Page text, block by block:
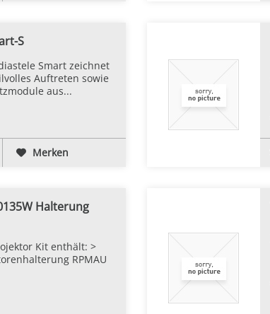
S
Smart zeichnet
Auftreten sowie
aus...
Merken
Halterung
Kit enthält: >
RPMAU